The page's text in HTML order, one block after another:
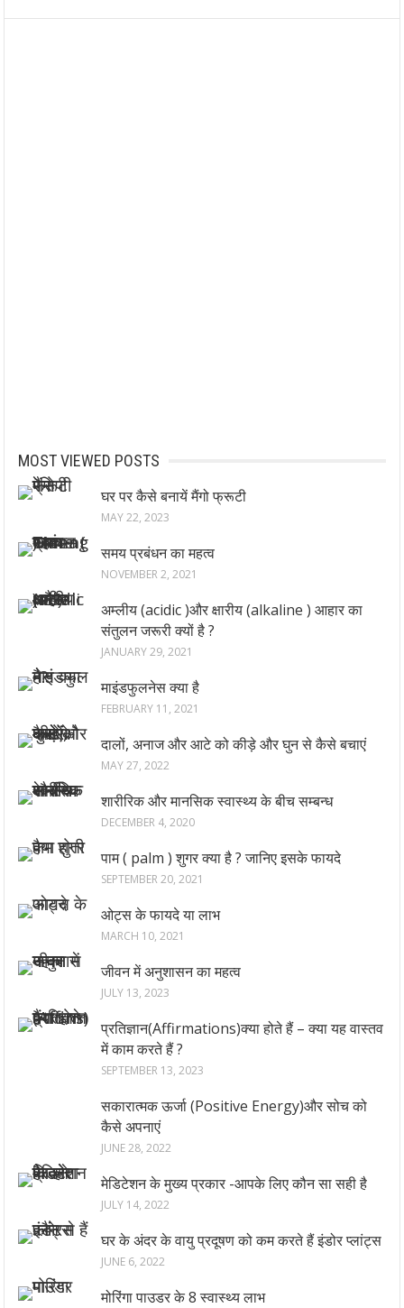
MOST VIEWED POSTS
घर पर कैसे बनायें मैंगो फ्रूटी
MAY 22, 2023
समय प्रबंधन का महत्व
NOVEMBER 2, 2021
अम्लीय (acidic )और क्षारीय (alkaline ) आहार का
संतुलन जरूरी क्यों है ?
JANUARY 29, 2021
माइंडफुलनेस क्या है
FEBRUARY 11, 2021
दालों, अनाज और आटे को कीड़े और घुन से कैसे बचाएं
MAY 27, 2022
शारीरिक और मानसिक स्वास्थ्य के बीच सम्बन्ध
DECEMBER 4, 2020
पाम ( palm ) शुगर क्या है ? जानिए इसके फायदे
SEPTEMBER 20, 2021
ओट्स के फायदे या लाभ
MARCH 10, 2021
जीवन में अनुशासन का महत्व
JULY 13, 2023
प्रतिज्ञान(Affirmations)क्या होते हैं – क्या यह वास्तव
में काम करते हैं ?
SEPTEMBER 13, 2023
सकारात्मक ऊर्जा (Positive Energy)और सोच को
कैसे अपनाएं
JUNE 28, 2022
मेडिटेशन के मुख्य प्रकार -आपके लिए कौन सा सही है
JULY 14, 2022
घर के अंदर के वायु प्रदूषण को कम करते हैं इंडोर प्लांट्स
JUNE 6, 2022
मोरिंगा पाउडर के 8 स्वास्थ्य लाभ